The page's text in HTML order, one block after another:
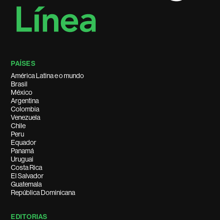
PAÍSES
América Latina e o mundo
Brasil
México
Argentina
Colombia
Venezuela
Chile
Peru
Equador
Panamá
Uruguai
Costa Rica
El Salvador
Guatemala
República Dominicana
EDITORIAS